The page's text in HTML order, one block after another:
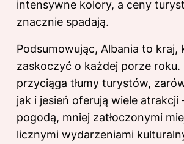
intensywne kolory, a ceny
znacznie spadają.
Podsumowując, Albania to
zaskoczyć o każdej porze roku.
przyciąga tłumy turystów,
jak i jesień oferują wiele atrakcji
pogodą, mniej zatłoczonymi
licznymi wydarzeniami